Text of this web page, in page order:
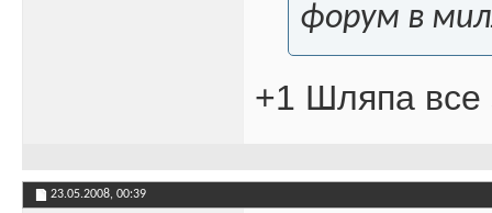
форум в
+1 Шляпа все
23.05.2008, 00:39